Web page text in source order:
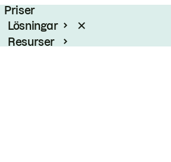
Priser
Lösningar
Resurser